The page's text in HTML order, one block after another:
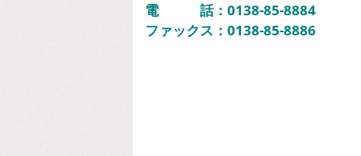
電 話：0138-85-8884
ファックス：0138-85-8886